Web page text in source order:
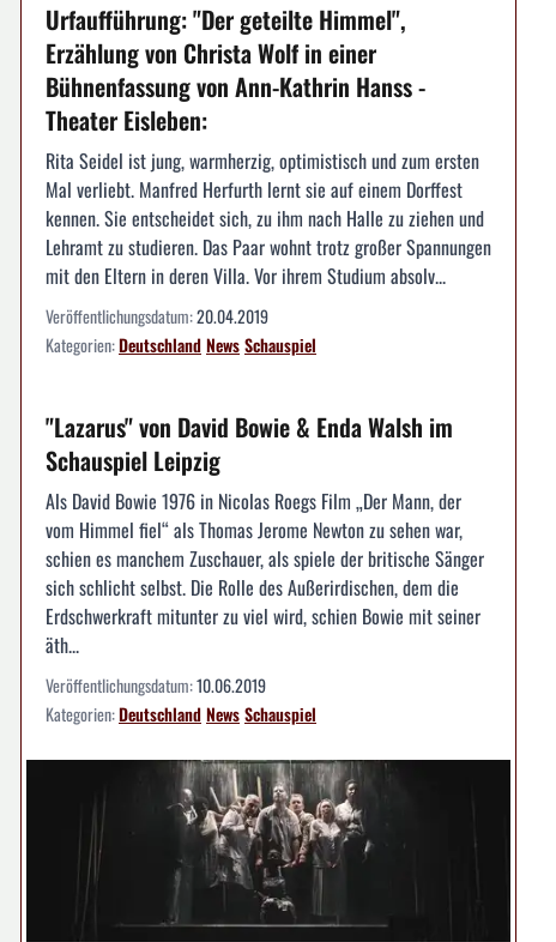
Urfaufführung: "Der geteilte Himmel",
Erzählung von Christa Wolf in einer
Bühnenfassung von Ann-Kathrin Hanss -
Theater Eisleben:
Rita Seidel ist jung, warmherzig, optimistisch und zum ersten
Mal verliebt. Manfred Herfurth lernt sie auf einem Dorffest
kennen. Sie entscheidet sich, zu ihm nach Halle zu ziehen und
Lehramt zu studieren. Das Paar wohnt trotz großer Spannungen
mit den Eltern in deren Villa. Vor ihrem Studium absolv...
Veröffentlichungsdatum:20.04.2019
Kategorien:DeutschlandNewsSchauspiel
"Lazarus" von David Bowie & Enda Walsh im
Schauspiel Leipzig
Als David Bowie 1976 in Nicolas Roegs Film „Der Mann, der
vom Himmel fiel“ als Thomas Jerome Newton zu sehen war,
schien es manchem Zuschauer, als spiele der britische Sänger
sich schlicht selbst. Die Rolle des Außerirdischen, dem die
Erdschwerkraft mitunter zu viel wird, schien Bowie mit seiner
äth...
Veröffentlichungsdatum:10.06.2019
Kategorien:DeutschlandNewsSchauspiel